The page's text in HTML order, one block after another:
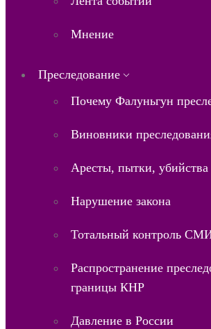
Мнение
Преследование
Почему Фалуньгун
Виновники
Аресты, пытки, убийства
Нарушение закона
Тотальный контроль
Распространение
границы КНР
Давление в России